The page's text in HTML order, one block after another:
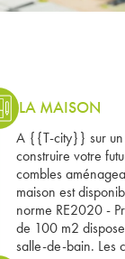
LA MAISON
A {{T-city}} sur un
construire votre
combles
maison est
norme RE2020 -
de 100 m2
salle-de-bain. Les